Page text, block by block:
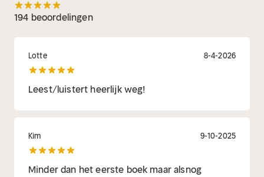
194 beoordelingen
Lotte 8-4-2026
Leest/luistert heerlijk weg!
Kim 9-10-2025
Minder dan het eerste boek maar alsnog